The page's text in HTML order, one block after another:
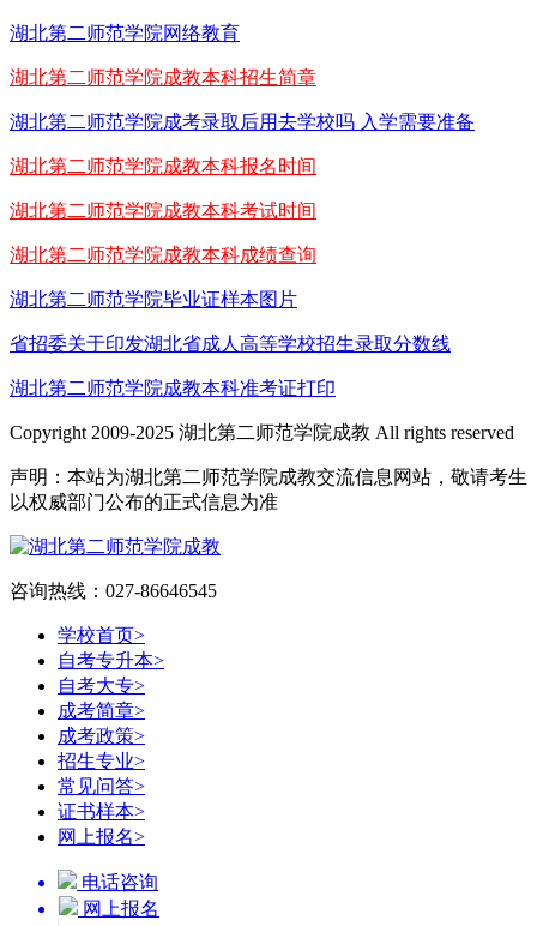
湖北第二师范学院网络教育
湖北第二师范学院成教本科招生简章
湖北第二师范学院成考录取后用去学校吗 入学需要准备
湖北第二师范学院成教本科报名时间
湖北第二师范学院成教本科考试时间
湖北第二师范学院成教本科成绩查询
湖北第二师范学院毕业证样本图片
省招委关于印发湖北省成人高等学校招生录取分数线
湖北第二师范学院成教本科准考证打印
Copyright 2009-2025 湖北第二师范学院成教 All rights reserved
声明：本站为湖北第二师范学院成教交流信息网站，敬请考生
以权威部门公布的正式信息为准
咨询热线：027-86646545
学校首页>
自考专升本>
自考大专>
成考简章>
成考政策>
招生专业>
常见问答>
证书样本>
网上报名>
电话咨询
网上报名